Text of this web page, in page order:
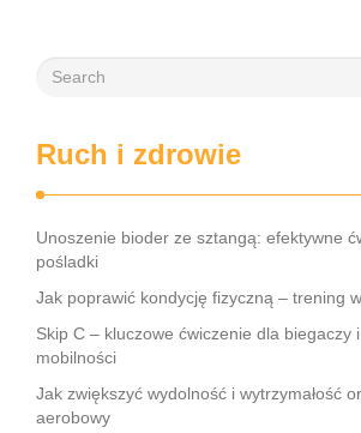
Ruch i zdrowie
Unoszenie bioder ze sztangą: efektywne
pośladki
Jak poprawić kondycję fizyczną – trening
Skip C – kluczowe ćwiczenie dla biegaczy
mobilności
Jak zwiększyć wydolność i wytrzymałość
aerobowy